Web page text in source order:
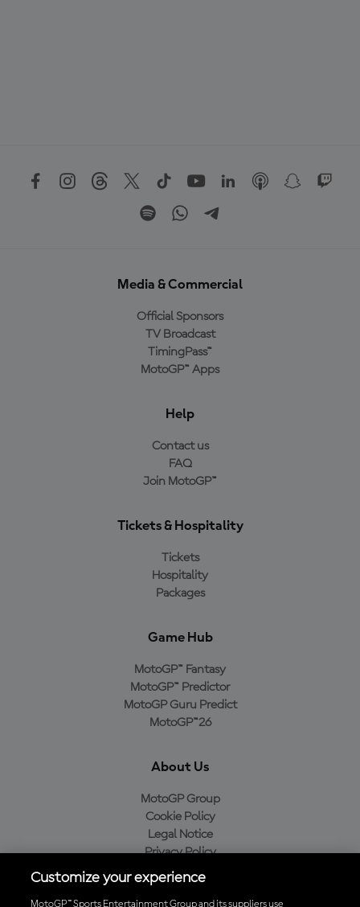
Media & Commercial
Official Sponsors
TV Broadcast
TimingPass™
MotoGP™ Apps
Help
Contact us
FAQ
Join MotoGP™
Tickets & Hospitality
Tickets
Hospitality
Packages
Game Hub
MotoGP™ Fantasy
MotoGP™ Predictor
MotoGP Guru Predict
MotoGP™26
About Us
MotoGP Group
Cookie Policy
Legal Notice
Privacy Policy
Purchase Policy
Customize your experience
MotoGP™ Sports Entertainment Group and its suppliers use